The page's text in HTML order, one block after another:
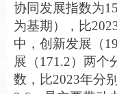
协同发展指数为
为基期），比
中，创新发展（
展（171.2）两个
数，比2023年分